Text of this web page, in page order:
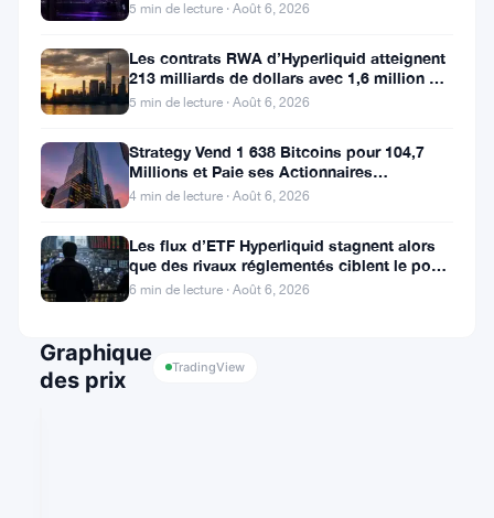
Partager
:
Suivre sur Google News
Graphique
des prix
TradingView
5 min de lecture · Août 6, 2026
Les contrats RWA d’Hyperliquid atteignent
213 milliards de dollars avec 1,6 million de
détenteurs
5 min de lecture · Août 6, 2026
Strategy Vend 1 638 Bitcoins pour 104,7
Millions et Paie ses Actionnaires
Privilégiés
4 min de lecture · Août 6, 2026
Les flux d’ETF Hyperliquid stagnent alors
que des rivaux réglementés ciblent le pool
de trading DeFi de 2 à 3
6 min de lecture · Août 6, 2026